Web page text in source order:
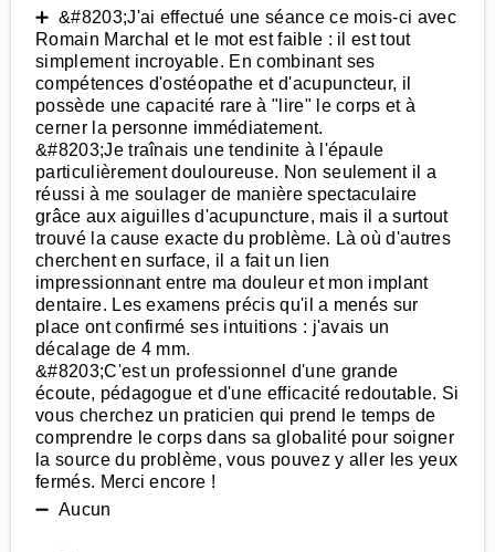
➕ &#8203;J'ai effectué une séance ce mois-ci avec
Romain Marchal et le mot est faible : il est tout
simplement incroyable. En combinant ses
compétences d'ostéopathe et d'acupuncteur, il
possède une capacité rare à "lire" le corps et à
cerner la personne immédiatement.
&#8203;Je traînais une tendinite à l'épaule
particulièrement douloureuse. Non seulement il a
réussi à me soulager de manière spectaculaire
grâce aux aiguilles d'acupuncture, mais il a surtout
trouvé la cause exacte du problème. Là où d'autres
cherchent en surface, il a fait un lien
impressionnant entre ma douleur et mon implant
dentaire. Les examens précis qu'il a menés sur
place ont confirmé ses intuitions : j'avais un
décalage de 4 mm.
&#8203;C'est un professionnel d'une grande
écoute, pédagogue et d'une efficacité redoutable. Si
vous cherchez un praticien qui prend le temps de
comprendre le corps dans sa globalité pour soigner
la source du problème, vous pouvez y aller les yeux
fermés. Merci encore !
➖ Aucun